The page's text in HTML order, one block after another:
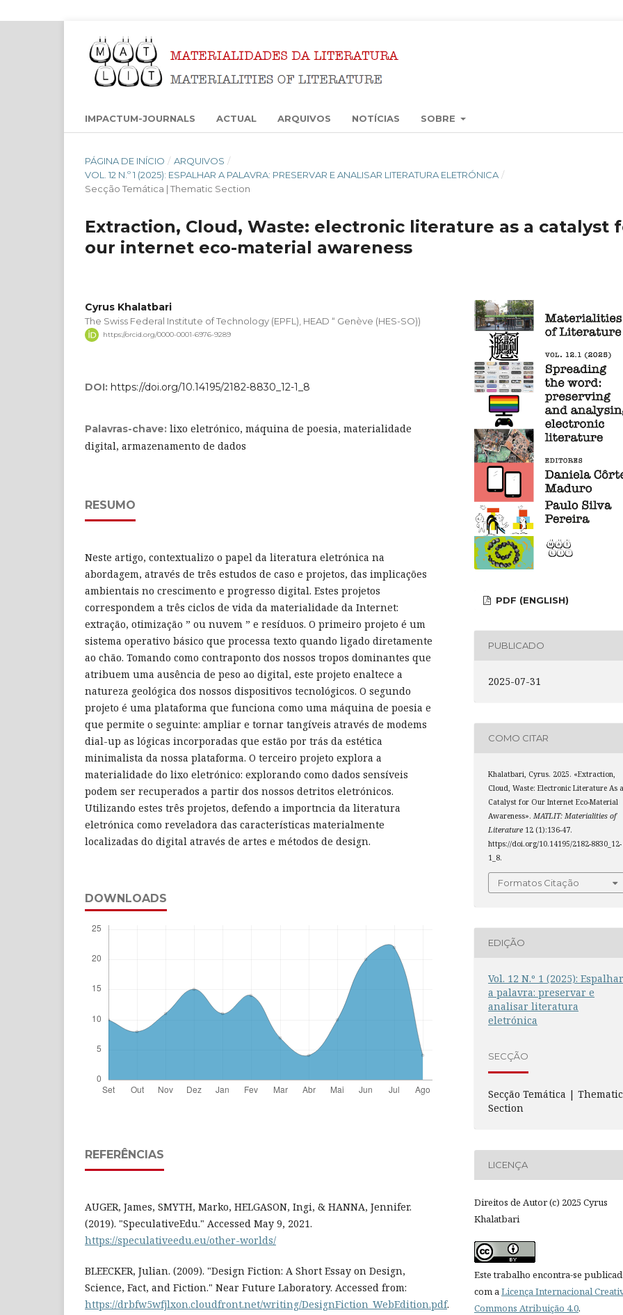
IMPACTUM-JOURNALS ACTUAL ARQUIVOS NOTÍCIAS SOBRE
PÁGINA DE INÍCIO / ARQUIVOS /
VOL. 12 N.º 1 (2025): ESPALHAR A PALAVRA: PRESERVAR E ANALISAR LITERATURA ELETRÓNICA /
Secção Temática | Thematic Section
Extraction, Cloud, Waste: electronic literature as a catalyst
our internet eco-material awareness
Cyrus Khalatbari
The Swiss Federal Institute of Technology (EPFL), HEAD “ Genève (HES-SO))
https://orcid.org/0000-0001-6976-9289
DOI: https://doi.org/10.14195/2182-8830_12-1_8
Palavras-chave: lixo eletrónico, máquina de poesia, materialidade
digital, armazenamento de dados
RESUMO
Neste artigo, contextualizo o papel da literatura eletrónica na
abordagem, através de três estudos de caso e projetos, das implicações
ambientais no crescimento e progresso digital. Estes projetos
correspondem a três ciclos de vida da materialidade da Internet:
extração, otimização ” ou nuvem ” e resíduos. O primeiro projeto é um
sistema operativo básico que processa texto quando ligado diretamente
ao chão. Tomando como contraponto dos nossos tropos dominantes que
atribuem uma ausência de peso ao digital, este projeto enaltece a
natureza geológica dos nossos dispositivos tecnológicos. O segundo
projeto é uma plataforma que funciona como uma máquina de poesia e
que permite o seguinte: ampliar e tornar tangíveis através de modems
dial-up as lógicas incorporadas que estão por trás da estética
minimalista da nossa plataforma. O terceiro projeto explora a
materialidade do lixo eletrónico: explorando como dados sensíveis
podem ser recuperados a partir dos nossos detritos eletrónicos.
Utilizando estes três projetos, defendo a importncia da literatura
eletrónica como reveladora das características materialmente
localizadas do digital através de artes e métodos de design.
DOWNLOADS
REFERÊNCIAS
AUGER, James, SMYTH, Marko, HELGASON, Ingi, & HANNA, Jennifer.
(2019). "SpeculativeEdu." Accessed May 9, 2021.
https://speculativeedu.eu/other-worlds/
BLEECKER, Julian. (2009). "Design Fiction: A Short Essay on Design,
Science, Fact, and Fiction." Near Future Laboratory. Accessed from:
https://drbfw5wfjlxon.cloudfront.net/writing/DesignFiction_WebEdition.pdf.
PDF (ENGLISH)
PUBLICADO
2025-07-31
COMO CITAR
Khalatbari, Cyrus. 2025. «Extraction,
Cloud, Waste: Electronic Literature As
Catalyst for Our Internet Eco-Material
Awareness».MATLIT: Materialities of
Literature 12 (1):136-47.
https://doi.org/10.14195/2182-8830_12-
1_8.
Formatos Citação
EDIÇÃO
Vol. 12 N.º 1 (2025):
a palavra: preservar e
analisar literatura
eletrónica
SECÇÃO
Secção Temática | Thematic
Section
LICENÇA
Direitos de Autor (c) 2025 Cyrus
Khalatbari
Este trabalho encontra-se
com aLicença Internacional
Commons Atribuição 4.0.